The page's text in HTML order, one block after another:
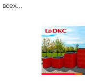
всех...